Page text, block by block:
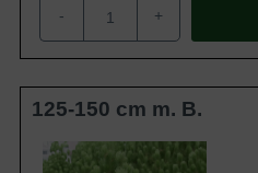
- +
125-150 cm m. B.